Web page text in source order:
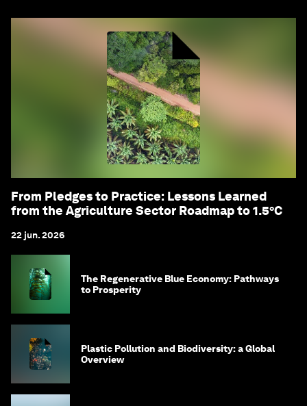
From Pledges to Practice: Lessons Learned
from the Agriculture Sector Roadmap to 1.5°C
22 jun. 2026
The Regenerative Blue Economy: Pathways
to Prosperity
Plastic Pollution and Biodiversity: a Global
Overview